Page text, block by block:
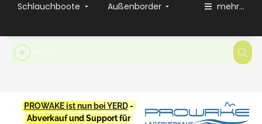
Schlauchboote Außenborder mehr...
PROWAKE ist nun bei YERD-
Abverkauf und Support für